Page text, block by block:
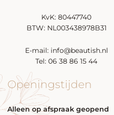
KvK: 80447740
BTW: NL003438978B31
E-mail: info@beautish.nl
Tel: 06 38 86 15 44
Openingstijden
Alleen op afspraak geopend